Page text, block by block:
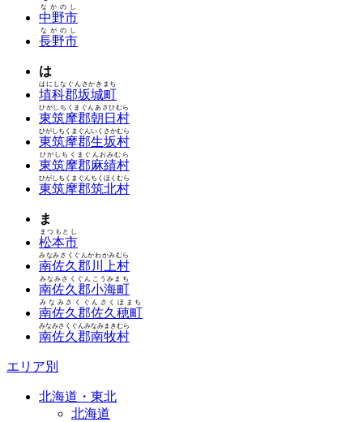
中野市
なかのし
長野市
ながのし
は
埴科郡坂城町
はにしなぐんさかきまち
東筑摩郡朝日村
ひがしちくまぐんあさひむら
東筑摩郡生坂村
ひがしちくまぐんいくさかむら
東筑摩郡麻績村
ひがしちくまぐんおみむら
東筑摩郡筑北村
ひがしちくまぐんちくほくむら
ま
松本市
まつもとし
南佐久郡川上村
みなみさくぐんかわかみむら
南佐久郡小海町
みなみさくぐんこうみまち
南佐久郡佐久穂町
みなみさくぐんさくほまち
南佐久郡南牧村
みなみさくぐんみなみまきむら
エリア別
北海道・東北
北海道